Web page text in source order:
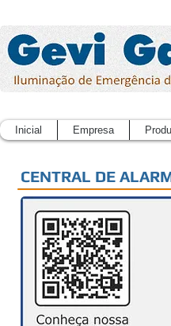
Inicial Empresa
CENTRAL DE